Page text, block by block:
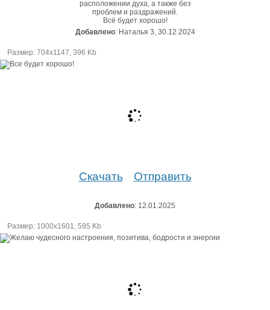
расположении духа, а также без
проблем и раздражений.
Всё будет хорошо!
Добавлено: Наталья 3, 30.12.2024
Размер: 704х1147, 396 Kb
Скачать Отправить
Добавлено: 12.01.2025
Размер: 1000х1601, 595 Kb